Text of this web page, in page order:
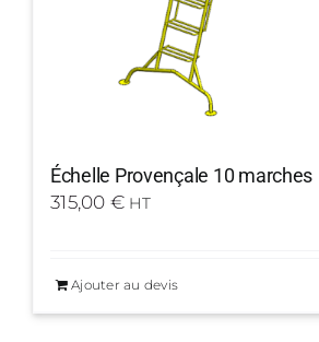
Échelle Provençale 10 marches
315,00 € HT
Ajouter au devis